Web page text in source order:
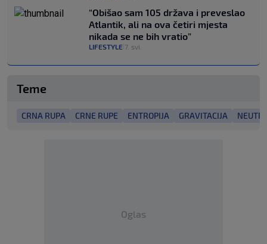
“Obišao sam 105 država i preveslao
Atlantik, ali na ova četiri mjesta
nikada se ne bih vratio”
LIFESTYLE 7. svi.
Teme
CRNA RUPA CRNE RUPE ENTROPIJA GRAVITACIJA
Oglas